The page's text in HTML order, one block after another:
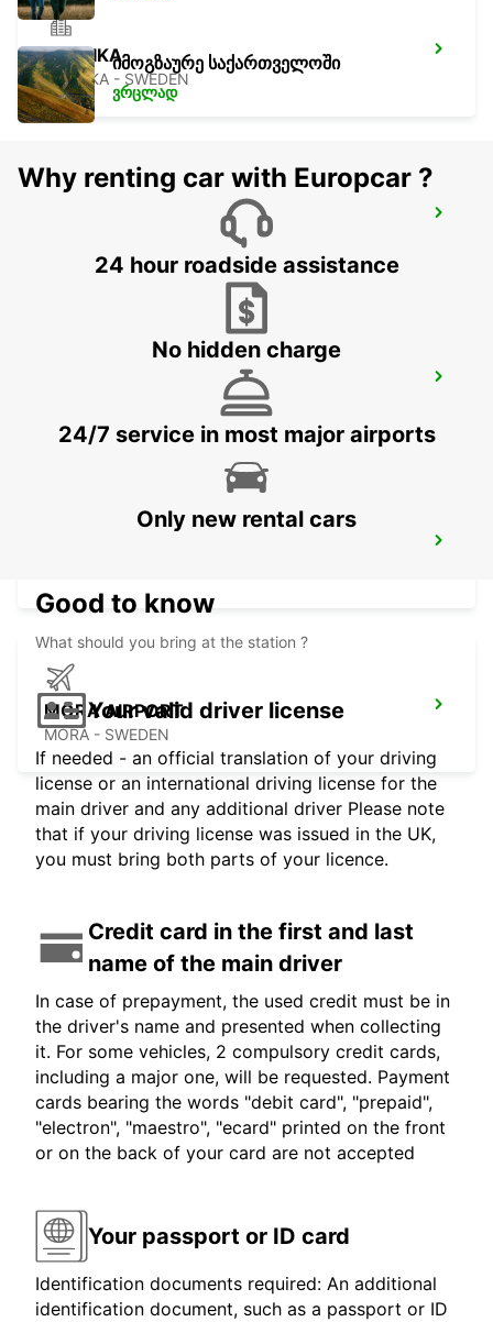
LUDVIKA
LUDVIKA - SWEDEN
AVESTA KRYLBO TRAINSTATION
MORA AIRPORT
MORA - SWEDEN
იმოგზაურე საქართველოში
ვრცლად
Why renting car with Europcar ?
24 hour roadside assistance
No hidden charge
24/7 service in most major airports
Only new rental cars
Good to know
What should you bring at the station ?
Your valid driver license
If needed - an official translation of your driving
license or an international driving license for the
main driver and any additional driver Please note
that if your driving license was issued in the UK,
you must bring both parts of your licence.
Credit card in the first and last
name of the main driver
In case of prepayment, the used credit must be in
the driver's name and presented when collecting
it. For some vehicles, 2 compulsory credit cards,
including a major one, will be requested. Payment
cards bearing the words "debit card", "prepaid",
"electron", "maestro", "ecard" printed on the front
or on the back of your card are not accepted
Your passport or ID card
Identification documents required: An additional
identification document, such as a passport or ID